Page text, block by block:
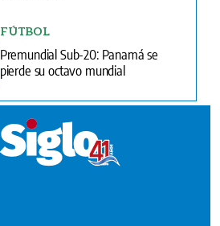
FÚTBOL
Premundial Sub-20: Panamá se
pierde su octavo mundial